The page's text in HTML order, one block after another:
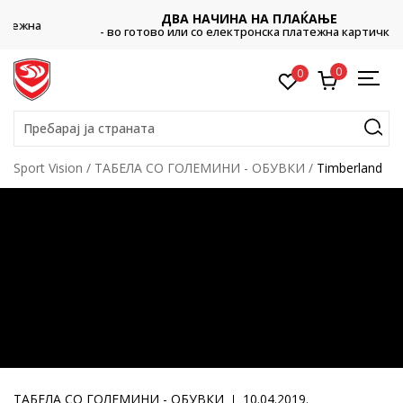
ДВА НАЧИНА НА ПЛАЌАЊЕ
- во готово или со електронска платежна картичка.
0 0
Пребарај ја страната
Sport Vision ТАБЕЛА СО ГОЛЕМИНИ - ОБУВКИ Timberland
ТАБЕЛА СО ГОЛЕМИНИ - ОБУВКИ 10.04.2019.